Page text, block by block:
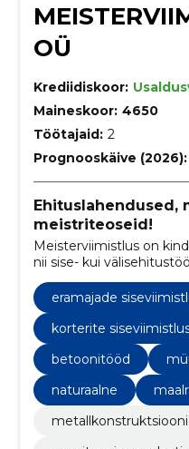
OÜ
Krediidiskoor:
Maineskoor: 4650
Töötajaid: 2
Prognooskäive (2026):
Ehituslahendused,
meistriteoseid!
Meisterviimistlus on
nii sise- kui
kuuluvad vundamendi-
siseviimistlustööd ja
professionaalne tiim
klientide rahulolu.
eramajade
korterite
betoonitööd
naturaalne